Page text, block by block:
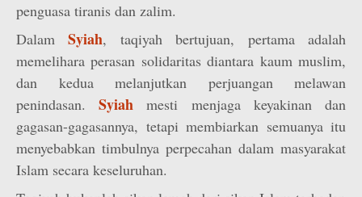
penguasa tiranis dan zalim.
DalamSyiah, taqiyah bertujuan, pertama adalah
memelihara perasan solidaritas diantara kaum muslim,
dan kedua melanjutkan perjuangan melawan
penindasan.Syiahmesti menjaga keyakinan dan
gagasan-gagasannya, tetapi membiarkan semuanya itu
menyebabkan timbulnya perpecahan dalam masyarakat
Islam secara keseluruhan.